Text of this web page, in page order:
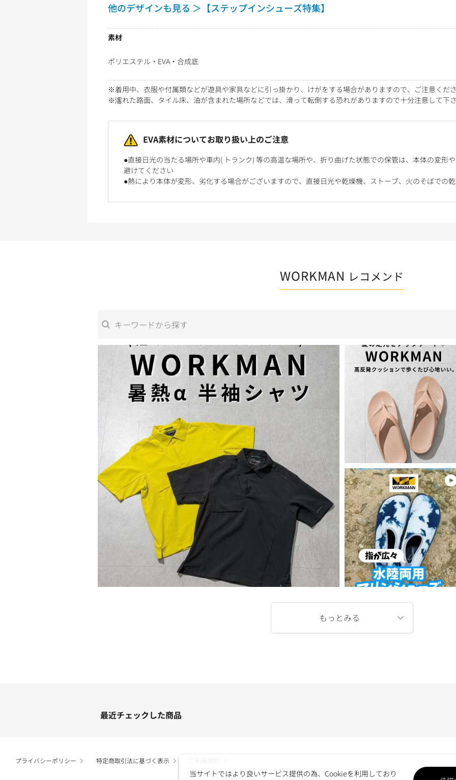
他のデザインも見る ＞【ステップインシューズ特集】
素材
ポリエステル・EVA・合成底
※着用中、衣服や付属類などが遊具や家具などに引っ掛かり、けがをする場合がありますので、ご注意くだ
※濡れた路面、タイル床、油が含まれた場所などでは、滑って転倒する恐れがありますので十分注意して下
EVA素材についてお取り扱い上のご注意
●直接日光の当たる場所や車内( トランク) 等の高温な場所や、折り曲げた状態での保管は、本体の変形
避けてください
●熱により本体が変形、劣化する場合がございますので、直接日光や乾燥機、ストーブ、火のそばでの
WORKMAN レコメンド
最近チェックした商品
プライバシーポリシー 特定商取引法に基づく表示 ご利用規約
当サイトではより良いサービス提供の為、Cookieを利用しており